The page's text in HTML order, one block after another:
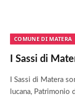
COMUNE DI MATERA
I Sassi di
I Sassi di Matera
lucana, Patrimonio